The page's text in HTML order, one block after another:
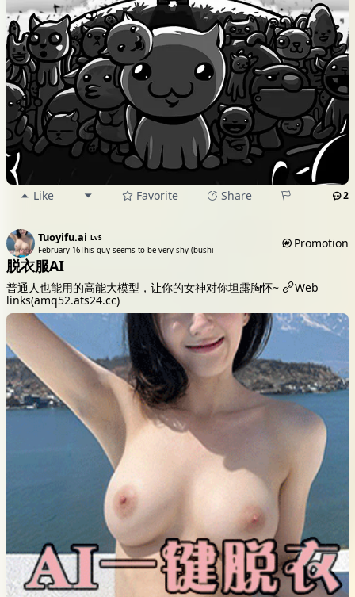
Like Favorite Share 2
Tuoyifu.ai Lv5
February 16This guy seems to be very shy (bushi Promotion
脱衣服AI
普通人也能用的高能大模型，让你的女神对你坦露胸怀~
Web
links(amq52.ats24.cc)